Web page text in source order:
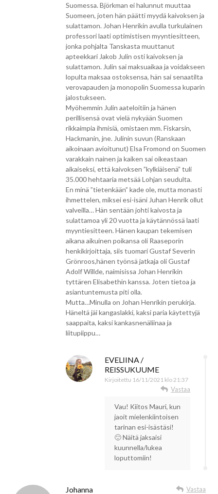
Suomessa. Björkman ei halunnut muuttaa
Suomeen, joten hän päätti myydä kaivoksen ja
sulattamon. Johan Henrikin avulla turkulainen
professori laati optimistisen myyntiesitteen,
jonka pohjalta Tanskasta muuttanut
apteekkari Jakob Julin osti kaivoksen ja
sulattamon. Julin sai maksuaikaa ja voidakseen
lopulta maksaa ostoksensa, hän sai senaatilta
verovapauden ja monopolin Suomessa kuparin
jalostukseen.
Myöhemmin Julin aateloitiin ja hänen
perillisensä ovat vielä nykyään Suomen
rikkaimpia ihmisiä, omistaen mm. Fiskarsin,
Hackmanin, jne. Julinin suvun (Ranskaan
aikoinaan avioitunut) Elsa Fromond on Suomen
varakkain nainen ja kaiken sai oikeastaan
aikaiseksi, että kaivoksen ”kylkiäisenä” tuli
35.000 hehtaaria metsää Lohjan seudulta.
En minä ”tietenkään” kade ole, mutta monasti
ihmettelen, miksei esi-isäni Juhan Henrik ollut
valveilla… Hän sentään johti kaivosta ja
sulattamoa yli 20 vuotta ja käytännössä laati
myyntiesitteen. Hänen kaupan tekemisen
aikana aikuinen poikansa oli Raaseporin
henkikirjoittaja, siis tuomari Gustaf Severin
Grönroos,hänen työnsä jatkaja oli Gustaf
Adolf Willde, naimisissa Johan Henrikin
tyttären Elisabethin kanssa. Joten tietoa ja
asiantuntemusta piti olla.
Mutta…Minulla on Johan Henrikin perukirja.
Häneltä jäi kangaslakki, kaksi paria käytettyjä
saappaita, kaksi kankasnenäliinaa ja
liitupiippu…
EVELIINA /
REISSUKUUME
Kirjoitettu 16/11/2021 klo 21:37
Vastaa
Vau! Kiitos Mauri, kun
jaoit mielenkiintoisen
tarinan esi-isästäsi!
🙂 Näitä jaksaisi
kuunnella/lukea
loputtomiin!
Johanna Vastaa